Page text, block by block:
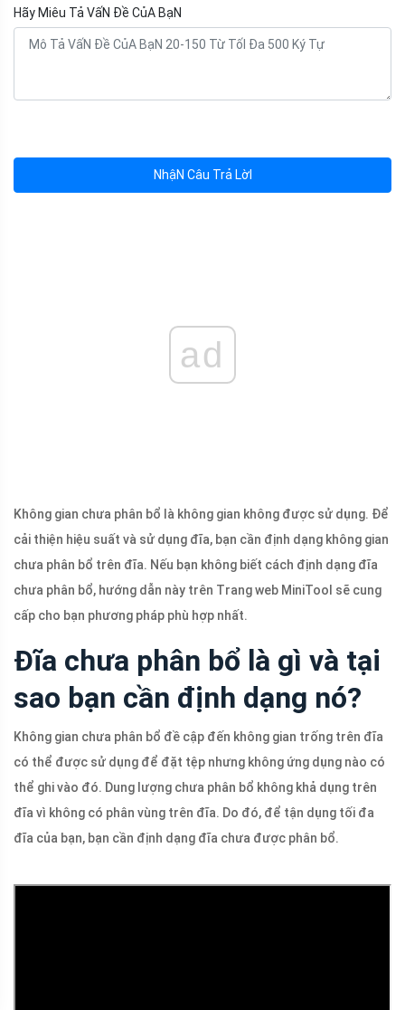
Hãy Miêu Tả VấN Đề CủA BạN
NhậN Câu Trả LờI
ad
Không gian chưa phân bổ là không gian không được sử dụng. Để
cải thiện hiệu suất và sử dụng đĩa, bạn cần định dạng không gian
chưa phân bổ trên đĩa. Nếu bạn không biết cách định dạng đĩa
chưa phân bổ, hướng dẫn này trên Trang web MiniTool sẽ cung
cấp cho bạn phương pháp phù hợp nhất.
Đĩa chưa phân bổ là gì và tại
sao bạn cần định dạng nó?
Không gian chưa phân bổ đề cập đến không gian trống trên đĩa
có thể được sử dụng để đặt tệp nhưng không ứng dụng nào có
thể ghi vào đó. Dung lượng chưa phân bổ không khả dụng trên
đĩa vì không có phân vùng trên đĩa. Do đó, để tận dụng tối đa
đĩa của bạn, bạn cần định dạng đĩa chưa được phân bổ.